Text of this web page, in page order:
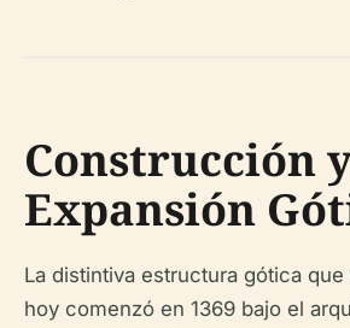
Construcción
Expansión
La distintiva estructura gótica
hoy comenzó en 1369 bajo el